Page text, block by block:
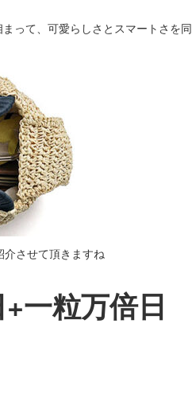
って、可愛らしさとスマートさを同
させて頂きますね
一粒万倍日